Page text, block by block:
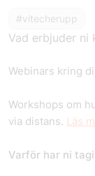
#vitecherupp
Vad erbjuder ni
Webinars kring
Workshops om
via distans. Läs
Varför har ni